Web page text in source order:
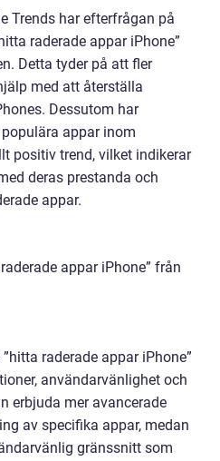
Trends har efterfrågan på
raderade appar iPhone”
Detta tyder på att fler
med att återställa
Dessutom har
appar inom
positiv trend, vilket indikerar
deras prestanda och
appar.
appar iPhone” från
raderade appar iPhone”
användarvänlighet och
erbjuda mer avancerade
av specifika appar, medan
gränssnitt som